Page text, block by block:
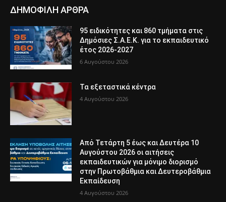
ΔΗΜΟΦΙΛΗ ΑΡΘΡΑ
95 ειδικότητες και 860 τμήματα στις
Δημόσιες Σ.Α.Ε.Κ. για το εκπαιδευτικό
έτος 2026-2027
6 Αυγούστου 2026
Τα εξεταστικά κέντρα
4 Αυγούστου 2026
Από Τετάρτη 5 έως και Δευτέρα 10
Αυγούστου 2026 οι αιτήσεις
εκπαιδευτικών για μόνιμο διορισμό
στην Πρωτοβάθμια και Δευτεροβάθμια
Εκπαίδευση
4 Αυγούστου 2026